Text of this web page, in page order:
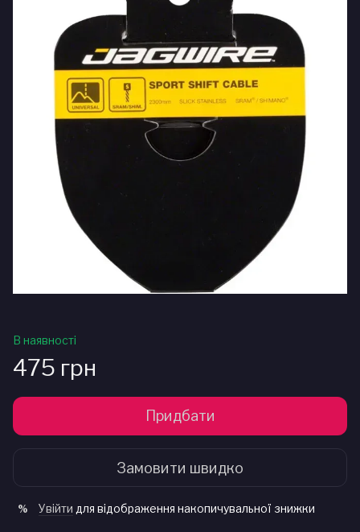
В наявності
475 грн
Придбати
Замовити швидко
% Увійти для відображення накопичувальної знижки